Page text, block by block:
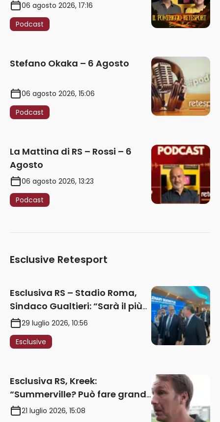
06 agosto 2026, 17:16
Podcast
Stefano Okaka – 6 Agosto
06 agosto 2026, 15:06
Podcast
La Mattina di RS – Rossi – 6
Agosto
06 agosto 2026, 13:23
Podcast
Esclusive Retesport
Esclusiva RS – Stadio Roma,
Sindaco Gualtieri: “Sarà il più
iconico del mondo. Assoluta
unità politica. Prima pietra nel
2027. Ricorsi strumentali?
29 luglio 2026, 10:56
Esclusive
Esclusiva RS, Kreek:
“Summerville? Può fare grandi
cose in Serie A. Godts deve
21 luglio 2026, 15:08